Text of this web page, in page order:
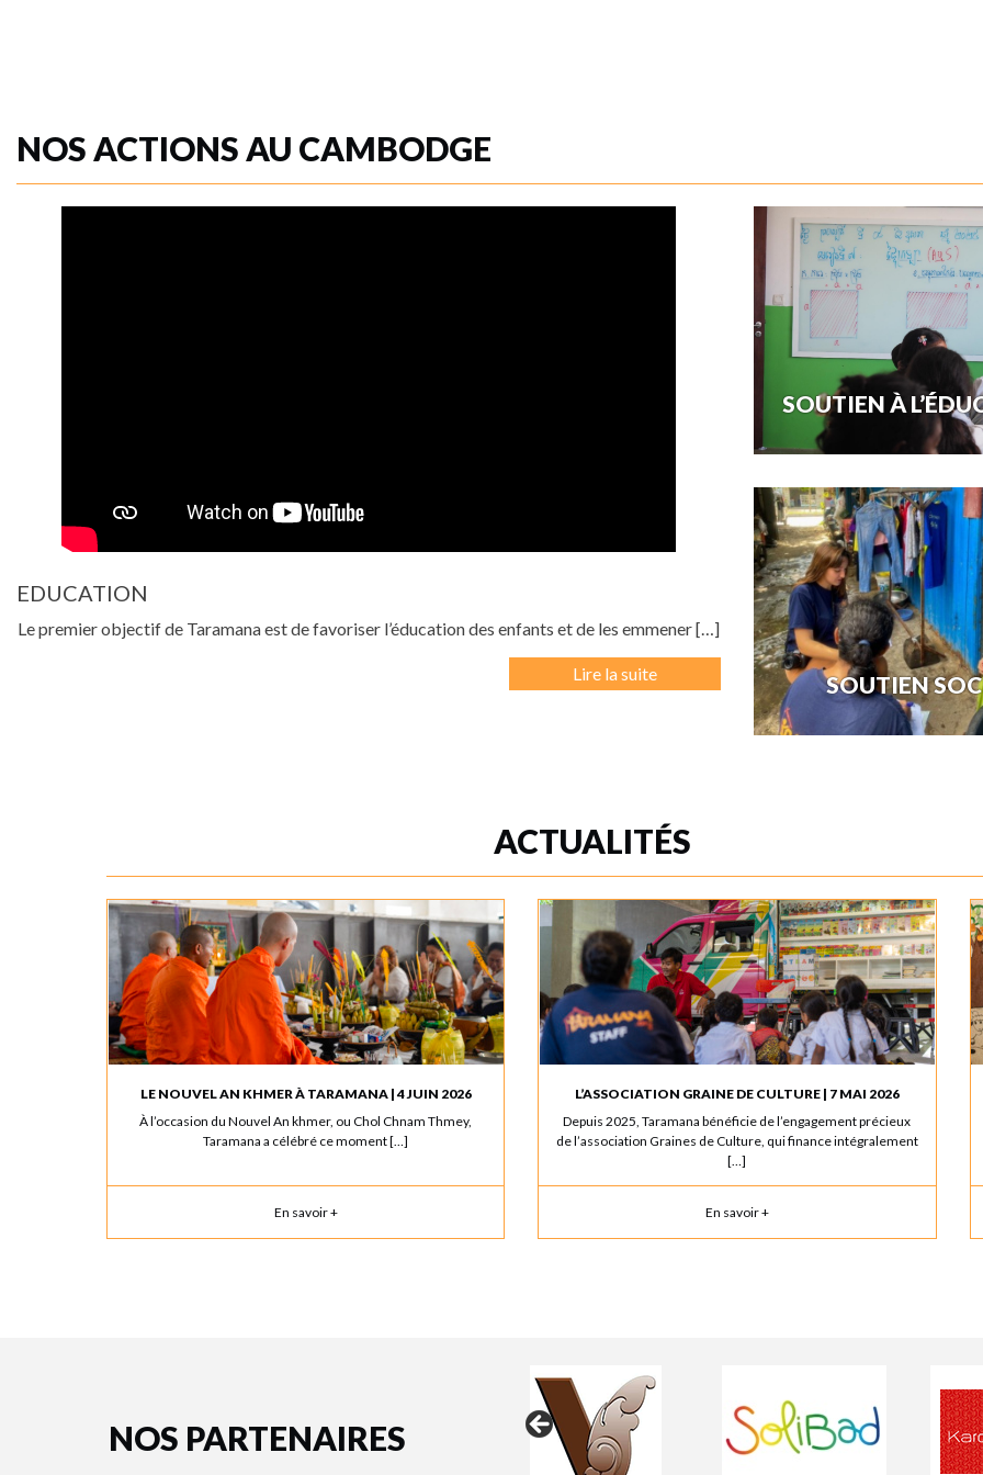
NOS ACTIONS AU CAMBODGE
EDUCATION
Le premier objectif de Taramana est de favoriser l’éducation des enfants et de les emmener […]
Lire la suite
SOUTIEN À
l’éducation des enfants et de les
En savoir +
SOUTIEN
ACTUALITÉS
LE NOUVEL AN KHMER À TARAMANA | 4 JUIN 2026
À l’occasion du Nouvel An khmer, ou Chol Chnam Thmey,
Taramana a célébré ce moment […]
En savoir +
L’ASSOCIATION GRAINE DE CULTURE | 7 MAI 2026
Depuis 2025, Taramana bénéficie de l’engagement précieux
de l’association Graines de Culture, qui finance intégralement
[…]
En savoir +
NOS PARTENAIRES